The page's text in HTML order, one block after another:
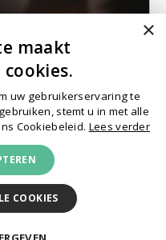
energie
waarde!
×
maakt
uw gebruikerservaring te
stemt u in met alle
Cookiebeleid. Lees verder
COOKIES